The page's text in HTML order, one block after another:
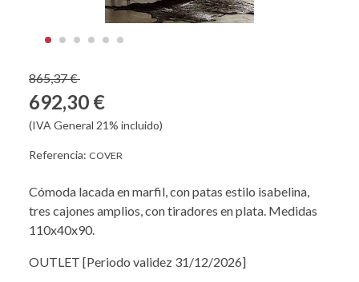
865,37 €
692,30 €
(IVA General 21% incluido)
Referencia: COVER
Cómoda lacada en marfil, con patas estilo isabelina,
tres cajones amplios, con tiradores en plata. Medidas
110x40x90.
OUTLET [Periodo validez 31/12/2026]